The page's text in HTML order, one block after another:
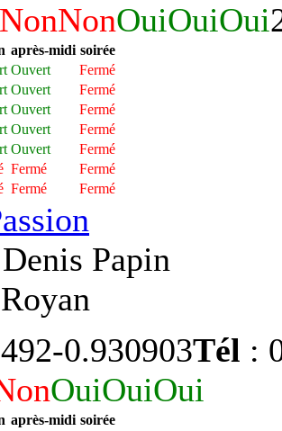
NonNonOuiOuiOui
après-midi soirée
Ouvert
Fermé
Ouvert
Fermé
Ouvert
Fermé
Ouvert
Fermé
Ouvert
Fermé
Fermé
Fermé
Fermé Fermé
Papin
-0.930903Tél :
OuiOuiOui
après-midi soirée